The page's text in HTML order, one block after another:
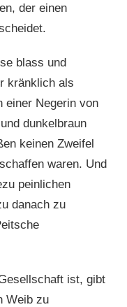
der einen
blass und
kränklich als
einer Negerin von
dunkelbraun
keinen Zweifel
waren. Und
peinlichen
danach zu
ist, gibt
Weib zu